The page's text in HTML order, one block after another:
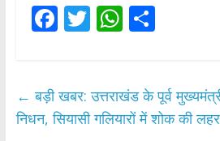
F
b
o
T
er
W
s
A
S
e
← बड़ी खबर: उत्तराखंड के पूर्व
निधन, सियासी गलियारों में शोक की लहर